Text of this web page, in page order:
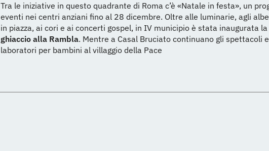
Tra le iniziative in questo quadrante di Roma c’è «Natale in festa», un
eventi nei centri anziani fino al 28 dicembre. Oltre alle luminarie, agli
in piazza, ai cori e ai concerti gospel, in IV municipio è stata inaugurata la
ghiaccio alla Rambla. Mentre a Casal Bruciato continuano gli spettacoli
laboratori per bambini al villaggio della Pace